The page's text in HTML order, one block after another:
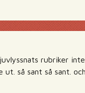
rubriker
så sant så sant.